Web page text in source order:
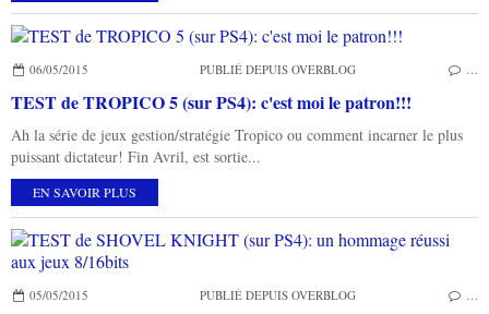
06/05/2015 PUBLIÉ DEPUIS OVERBLOG …
TEST de TROPICO 5 (sur PS4): c'est moi le patron!!!
Ah la série de jeux gestion/stratégie Tropico ou comment incarner le plus
puissant dictateur! Fin Avril, est sortie...
EN SAVOIR PLUS
05/05/2015 PUBLIÉ DEPUIS OVERBLOG …